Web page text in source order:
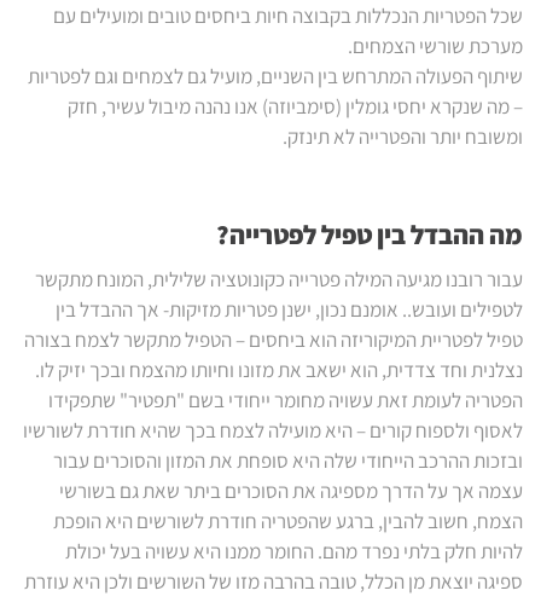
שכל הפטריות הנכללות בקבוצה חיות ביחסים טובים ומועילים עם
מערכת שורשי הצמחים.
שיתוף הפעולה המתרחש בין השניים, מועיל גם לצמחים וגם לפטריות
– מה שנקרא יחסי גומלין (סימביוזה) אנו נהנה מיבול עשיר, חזק
ומשובח יותר והפטרייה לא תינזק.
מה ההבדל בין טפיל לפטרייה?
עבור רובנו מגיעה המילה פטרייה כקונוטציה שלילית, המונח מתקשר
לטפילים ועובש.. אומנם נכון, ישנן פטריות מזיקות- אך ההבדל בין
טפיל לפטריית המיקוריזה הוא ביחסים – הטפיל מתקשר לצמח בצורה
נצלנית וחד צדדית, הוא ישאב את מזונו וחיותו מהצמח ובכך יזיק לו.
הפטריה לעומת זאת עשויה מחומר ייחודי בשם "תפטיר" שתפקידו
לאסוף ולספוח קורים – היא מועילה לצמח בכך שהיא חודרת לשורשיו
ובזכות ההרכב הייחודי שלה היא סופחת את המזון והסוכרים עבור
עצמה אך על הדרך מספיגה את הסוכרים ביתר שאת גם בשורשי
הצמח, חשוב להבין, ברגע שהפטריה חודרת לשורשים היא הופכת
להיות חלק בלתי נפרד מהם. החומר ממנו היא עשויה בעל יכולת
ספיגה יוצאת מן הכלל, טובה בהרבה מזו של השורשים ולכן היא עוזרת